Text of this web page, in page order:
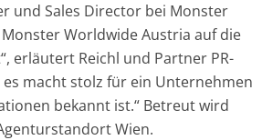
und Sales Director bei Monster
Worldwide Austria auf die
erläutert Reichl und Partner PR-
macht stolz für ein Unternehmen
bekannt ist.“ Betreut wird
Wien.